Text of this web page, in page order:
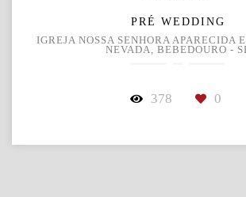
PRÉ WEDDING
IGREJA NOSSA SENHORA APARECIDA
NEVADA, BEBEDOURO -
378 0